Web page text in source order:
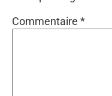
Commentaire *